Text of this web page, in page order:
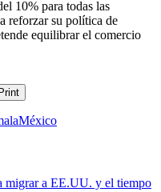
10% para todas las
reforzar su política de
equilibrar el comercio
Print
México
migrar a EE.UU. y el tiempo